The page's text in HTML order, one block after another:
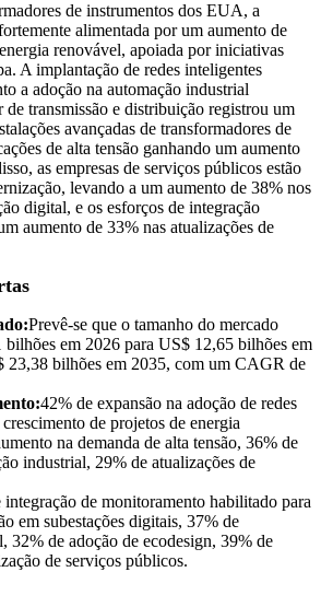
de instrumentos dos EUA, a
alimentada por um aumento de
renovável, apoiada por iniciativas
A implantação de redes inteligentes
a adoção na automação industrial
de transmissão e distribuição registrou um
avançadas de transformadores de
de alta tensão ganhando um aumento
as empresas de serviços públicos estão
levando a um aumento de 38% nos
digital, e os esforços de integração
aumento de 33% nas atualizações de
Prevê-se que o tamanho do mercado
bilhões em 2026 para US$ 12,65 bilhões em
23,38 bilhões em 2035, com um CAGR de
42% de expansão na adoção de redes
de projetos de energia
na demanda de alta tensão, 36% de
industrial, 29% de atualizações de
integração de monitoramento habilitado para
em subestações digitais, 37% de
32% de adoção de ecodesign, 39% de
de serviços públicos.